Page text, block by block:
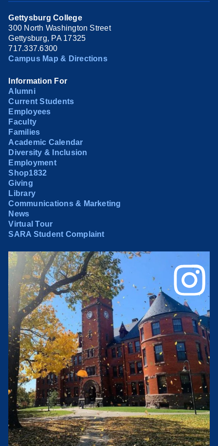
Gettysburg College
300 North Washington Street
Gettysburg, PA 17325
717.337.6300
Campus Map & Directions
Information For
Alumni
Current Students
Employees
Faculty
Families
Academic Calendar
Diversity & Inclusion
Employment
Shop1832
Giving
Library
Communications & Marketing
News
Virtual Tour
SARA Student Complaint